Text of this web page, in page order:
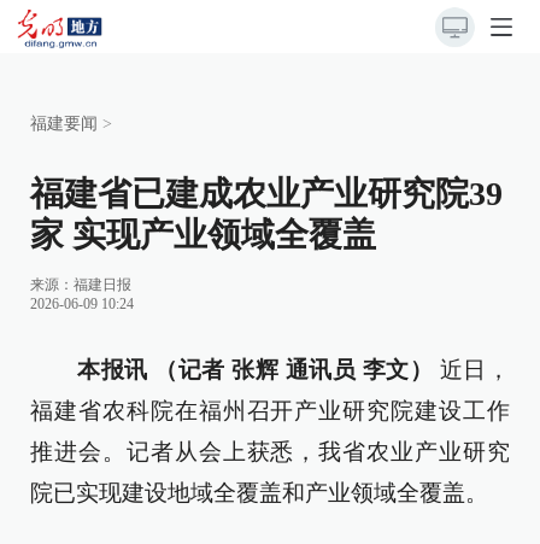
福建要闻 >
福建省已建成农业产业研究院39
家 实现产业领域全覆盖
来源： 福建日报
2026-06-09 10:24
本报讯 （记者 张辉 通讯员 李文） 近日，
福建省农科院在福州召开产业研究院建设工作
推进会。记者从会上获悉，我省农业产业研究
院已实现建设地域全覆盖和产业领域全覆盖。